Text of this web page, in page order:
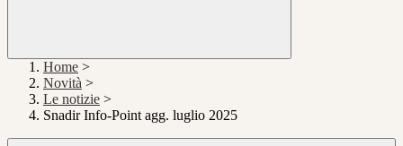
Home >
Novità >
Le notizie >
Snadir Info-Point agg. luglio 2025